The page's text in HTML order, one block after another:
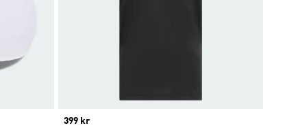
Price
399 kr